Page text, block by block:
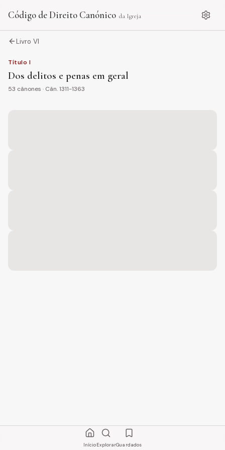
Código de Direito Canónico da Igreja
InícioExplorarGuardados
Livro VI
TítuloI
Dos delitos e penas em geral
53 cânones · Cân.1311-1363